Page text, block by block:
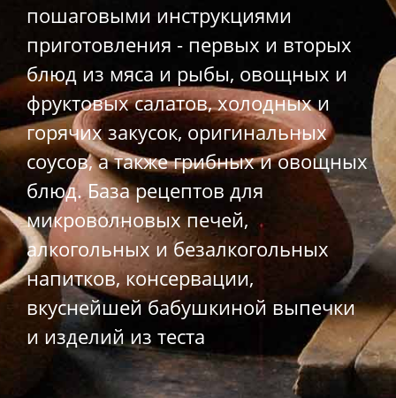
пошаговыми инструкциями
приготовления - первых и вторых
блюд из мяса и рыбы, овощных и
фруктовых салатов, холодных и
горячих закусок, оригинальных
соусов, а также грибных и овощных
блюд. База рецептов для
микроволновых печей,
алкогольных и безалкогольных
напитков, консервации,
вкуснейшей бабушкиной выпечки
и изделий из теста